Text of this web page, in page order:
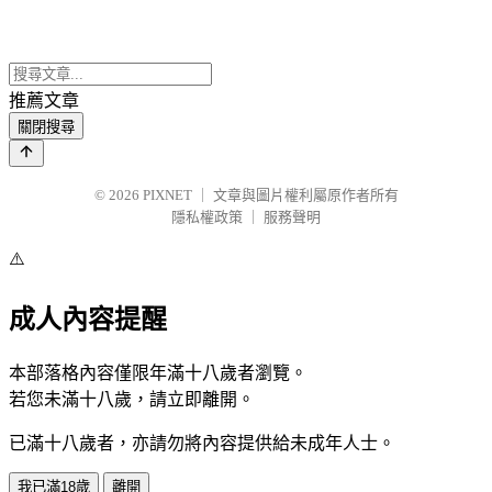
推薦文章
關閉搜尋
© 2026 PIXNET
文章與圖片權利屬原作者所有
隱私權政策
服務聲明
⚠️
成人內容提醒
本部落格內容僅限年滿十八歲者瀏覽。
若您未滿十八歲，請立即離開。
已滿十八歲者，亦請勿將內容提供給未成年人士。
我已滿18歲 離開